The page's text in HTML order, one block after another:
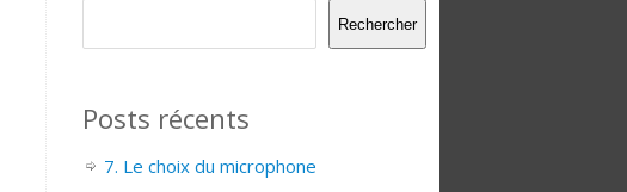
Rechercher
Posts récents
7. Le choix du microphone